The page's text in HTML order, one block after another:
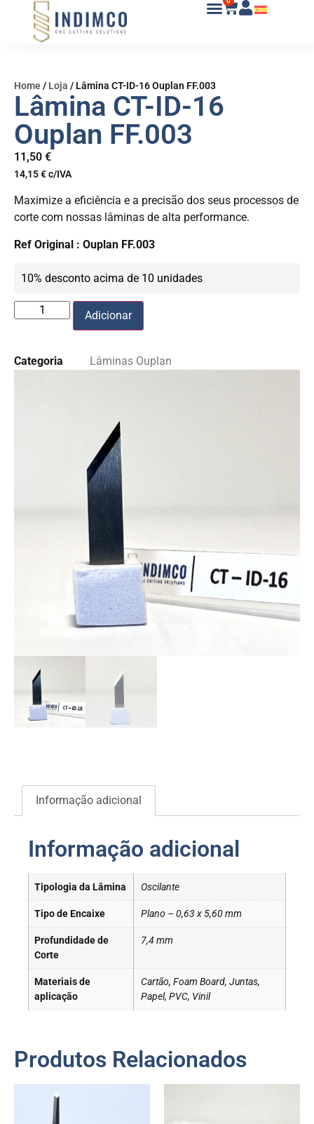
Home/ Loja / Lâmina CT-ID-16 Ouplan FF.003
Lâmina CT-ID-16
Ouplan FF.003
11,50 €
14,15€c/IVA
Maximize a eficiência e a precisão dos seus processos de
corte com nossas lâminas de alta performance.
Ref Original : Ouplan FF.003
10% desconto acima de 10 unidades
Adicionar
Categoria Lâminas Ouplan
Informação adicional
Informação adicional
Tipologia da Lâmina Oscilante
Tipo de Encaixe Plano – 0,63 x 5,60 mm
Profundidade de
Corte
7,4 mm
Materiais de
aplicação
Cartão, Foam Board, Juntas,
Papel, PVC, Vinil
Produtos Relacionados